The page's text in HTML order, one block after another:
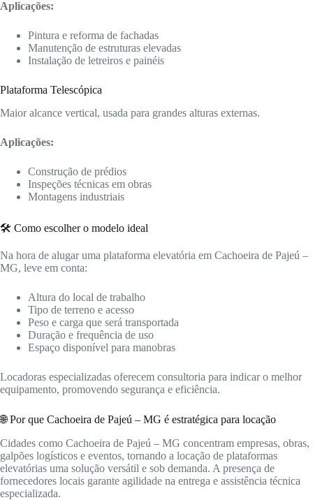
Aplicações:
Pintura e reforma de fachadas
Manutenção de estruturas elevadas
Instalação de letreiros e painéis
Plataforma Telescópica
Maior alcance vertical, usada para grandes alturas externas.
Aplicações:
Construção de prédios
Inspeções técnicas em obras
Montagens industriais
🛠️ Como escolher o modelo ideal
Na hora de alugar uma plataforma elevatória em Cachoeira de Pajeú –
MG, leve em conta:
Altura do local de trabalho
Tipo de terreno e acesso
Peso e carga que será transportada
Duração e frequência de uso
Espaço disponível para manobras
Locadoras especializadas oferecem consultoria para indicar o melhor
equipamento, promovendo segurança e eficiência.
🌐 Por que Cachoeira de Pajeú – MG é estratégica para locação
Cidades como Cachoeira de Pajeú – MG concentram empresas, obras,
galpões logísticos e eventos, tornando a locação de plataformas
elevatórias uma solução versátil e sob demanda. A presença de
fornecedores locais garante agilidade na entrega e assistência técnica
especializada.